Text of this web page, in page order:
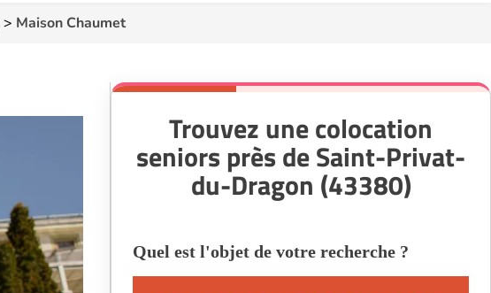
> Maison Chaumet
Trouvez une colocation
seniors près de Saint-Privat-
du-Dragon (43380)
Quel est l'objet de votre recherche ?